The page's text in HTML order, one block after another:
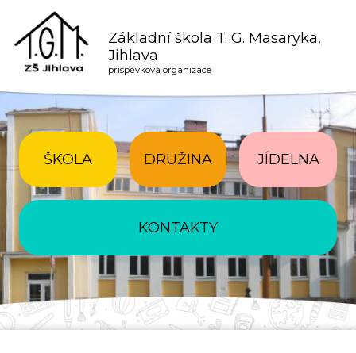
Základní škola T. G. Masaryka,
Jihlava
příspěvková organizace
ŠKOLA DRUŽINA JÍDELNA
KONTAKTY